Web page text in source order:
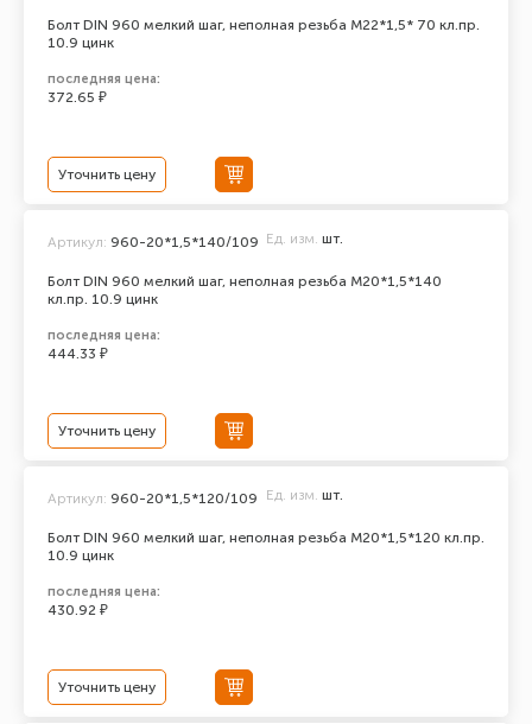
Болт DIN 960 мелкий шаг, неполная резьба M22*1,5* 70 кл.пр.
10.9 цинк
последняя цена:
372.65 ₽
Уточнить цену
Болт DIN 960 мелкий шаг, неполная резьба M20*1,5*140
кл.пр. 10.9 цинк
Артикул: 960-20*1,5*140/109 Ед. изм. шт.
последняя цена:
444.33 ₽
Уточнить цену
Болт DIN 960 мелкий шаг, неполная резьба M20*1,5*120 кл.пр.
10.9 цинк
Артикул: 960-20*1,5*120/109 Ед. изм. шт.
последняя цена:
430.92 ₽
Уточнить цену